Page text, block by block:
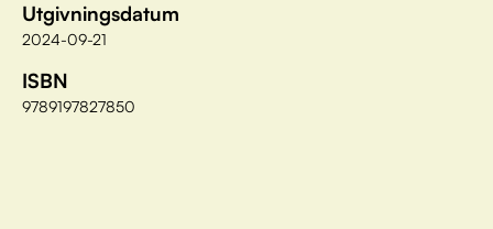
Utgivningsdatum
2024-09-21
ISBN
9789197827850